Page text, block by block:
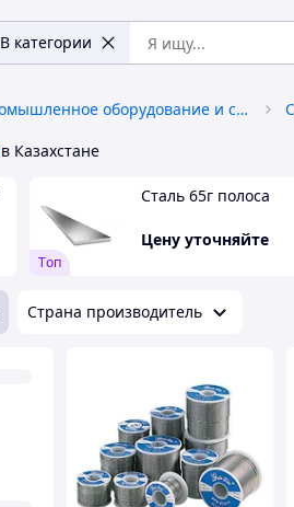
В категории
Промышленное оборудование и станки
в Казахстане
Tоп
Сталь 65г полоса
Цену уточняйте
Страна производитель